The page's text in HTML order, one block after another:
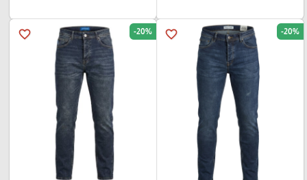
favorite_border -20%
favorite_border -20%